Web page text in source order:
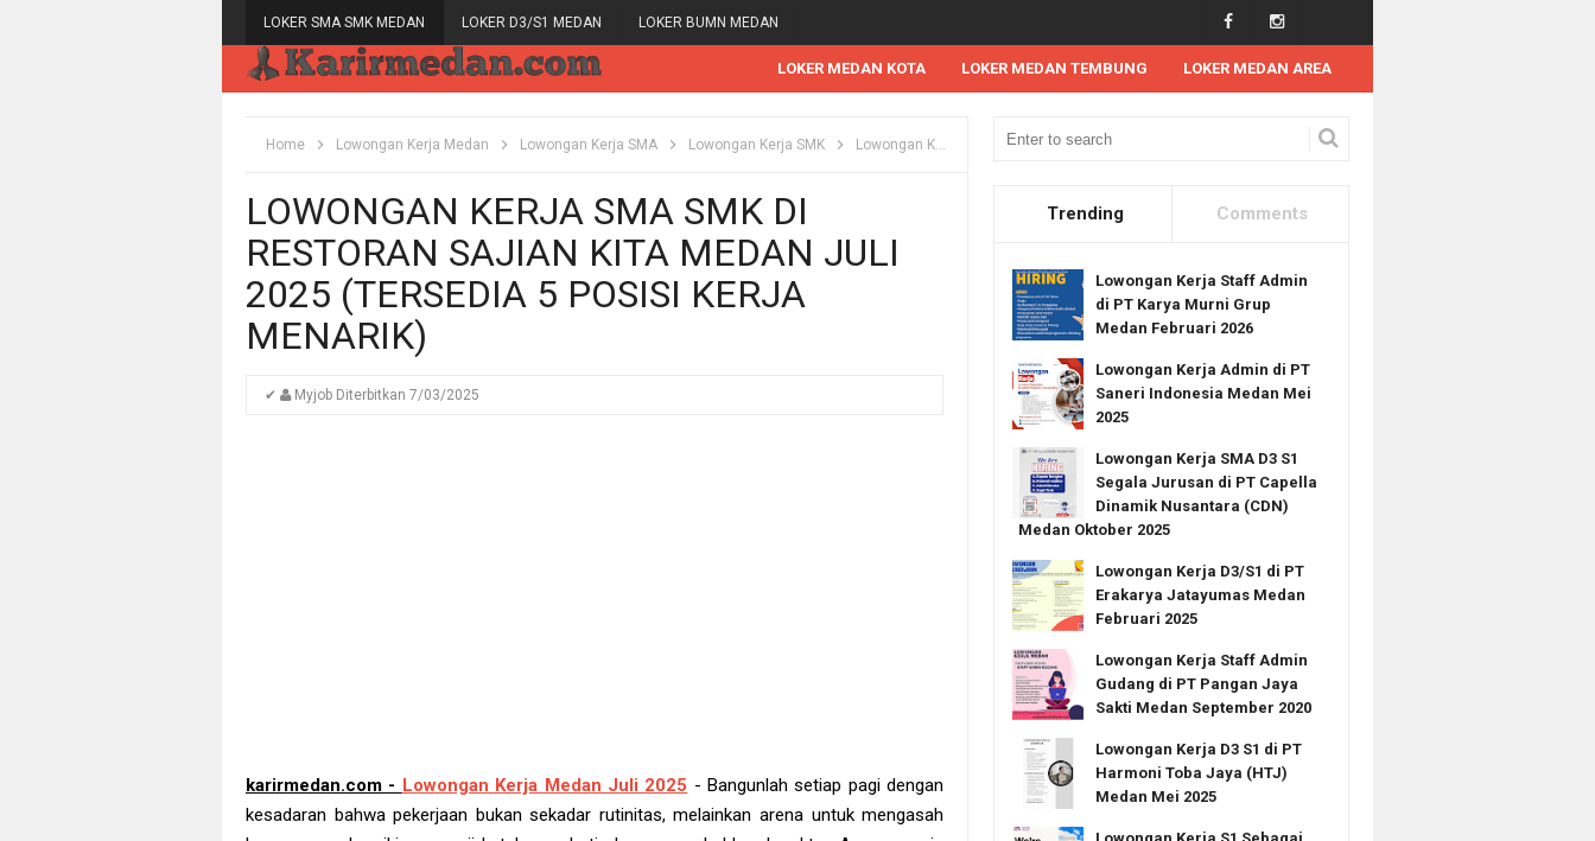
LOKER SMA SMK MEDAN LOKER D3/S1 MEDAN LOKER BUMN MEDAN
LOKER MEDAN KOTA LOKER MEDAN TEMBUNG LOKER MEDAN AREA
Home Lowongan Kerja Medan Lowongan Kerja SMA Lowongan Kerja SMK Lowongan Kerja Tahun 2025 Lowongan Kerja SMA SMK di Restoran Sajian Kita Medan Juli 2025 (Tersedia 5
LOWONGAN KERJA SMA SMK DI
RESTORAN SAJIAN KITA MEDAN JULI
2025 (TERSEDIA 5 POSISI KERJA
MENARIK)
✔ Myjob Diterbitkan 7/03/2025
karirmedan.com - Lowongan Kerja Medan Juli 2025 - Bangunlah setiap pagi dengan
kesadaran bahwa pekerjaan bukan sekadar rutinitas, melainkan arena untuk mengasah
Trending Comments
Lowongan Kerja Staff Admin
di PT Karya Murni Grup
Medan Februari 2026
Lowongan Kerja Admin di PT
Saneri Indonesia Medan Mei
2025
Lowongan Kerja SMA D3 S1
Segala Jurusan di PT Capella
Dinamik Nusantara (CDN)
Medan Oktober 2025
Lowongan Kerja D3/S1 di PT
Erakarya Jatayumas Medan
Februari 2025
Lowongan Kerja Staff Admin
Gudang di PT Pangan Jaya
Sakti Medan September 2020
Lowongan Kerja D3 S1 di PT
Harmoni Toba Jaya (HTJ)
Medan Mei 2025